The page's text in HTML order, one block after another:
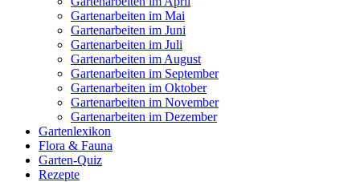
Gartenarbeiten im Mai
Gartenarbeiten im Juni
Gartenarbeiten im Juli
Gartenarbeiten im August
Gartenarbeiten im September
Gartenarbeiten im Oktober
Gartenarbeiten im November
Gartenarbeiten im Dezember
Gartenlexikon
Flora & Fauna
Garten-Quiz
Rezepte